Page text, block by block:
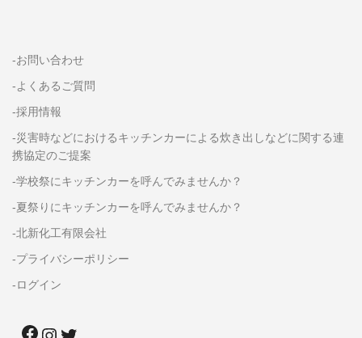
-お問い合わせ
-よくあるご質問
-採用情報
-災害時などにおけるキッチンカーによる炊き出しなどに関する連
携協定のご提案
-学校祭にキッチンカーを呼んでみませんか？
-夏祭りにキッチンカーを呼んでみませんか？
-北新化工有限会社
-プライバシーポリシー
-ログイン